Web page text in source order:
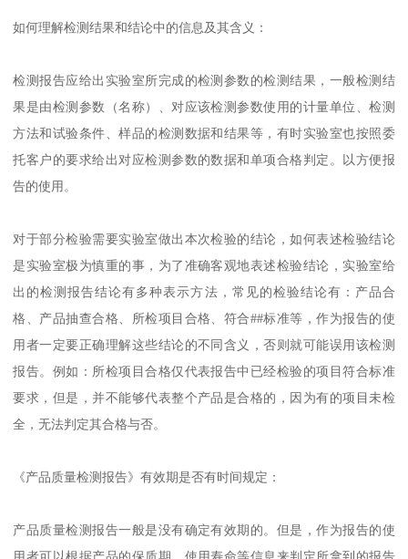
如何理解检测结果和结论中的信息及其含义：
检测报告应给出实验室所完成的检测参数的检测结果，一般检测结
果是由检测参数（名称）、对应该检测参数使用的计量单位、检测
方法和试验条件、样品的检测数据和结果等，有时实验室也按照委
托客户的要求给出对应检测参数的数据和单项合格判定。以方便报
告的使用。
对于部分检验需要实验室做出本次检验的结论，如何表述检验结论
是实验室极为慎重的事，为了准确客观地表述检验结论，实验室给
出的检测报告结论有多种表示方法，常见的检验结论有：产品合
格、产品抽查合格、所检项目合格、符合##标准等，作为报告的使
用者一定要正确理解这些结论的不同含义，否则就可能误用该检测
报告。例如：所检项目合格仅代表报告中已经检验的项目符合标准
要求，但是，并不能够代表整个产品是合格的，因为有的项目未检
全，无法判定其合格与否。
《产品质量检测报告》有效期是否有时间规定：
产品质量检测报告一般是没有确定有效期的。但是，作为报告的使
用者可以根据产品的保质期、使用寿命等信息来判定所拿到的报告